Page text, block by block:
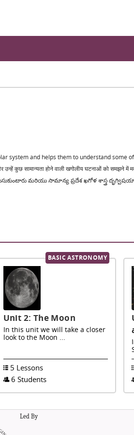
system and helps them to understand some
उन्हें कुछ सामान्यता होने वाली खगोलीय घटनाओं को समझने में
మరియు సామాన్య ప్రదేశ ఖగోళ శాస్త్ర
BASIC ASTRONOMY
Unit 2: The Moon
In this unit we will take a closer
look to the Moon ...
5 Lessons
6 Students
Led By